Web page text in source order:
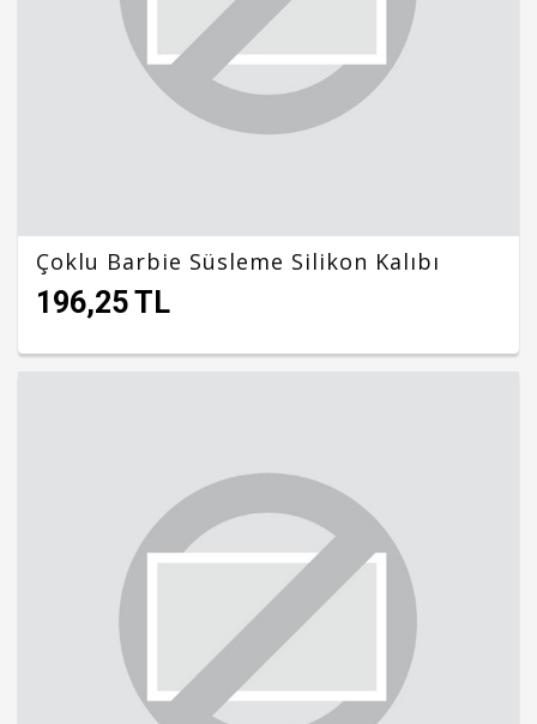
Çoklu Barbie Süsleme Silikon Kalıbı
196,25 TL